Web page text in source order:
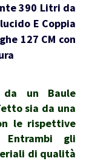
390 Litri da
E Coppia
127 CM con
un Baule
sia da una
le rispettive
gli
di qualità